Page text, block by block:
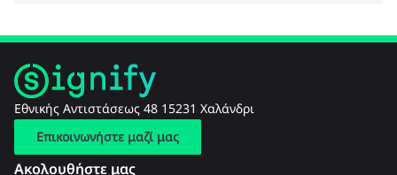
Εθνικής Αντιστάσεως 48 15231 Χαλάνδρι
Επικοινωνήστε μαζί μας
Ακολουθήστε μας